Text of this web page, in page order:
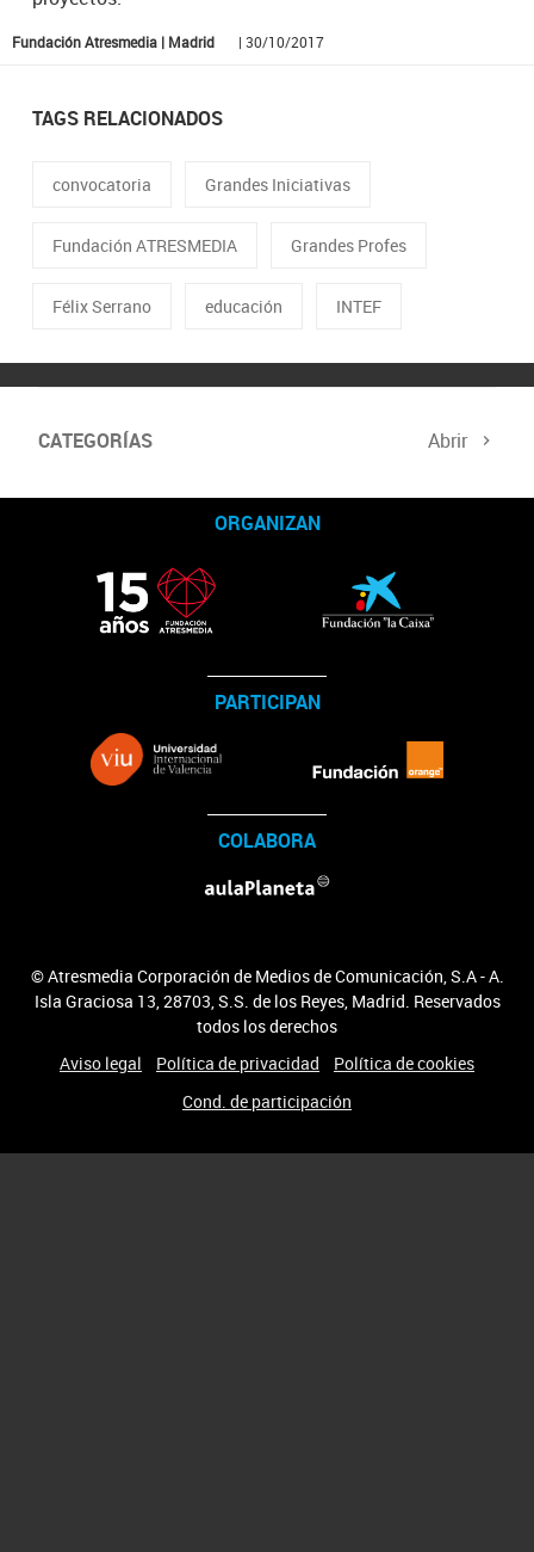
Fundación Atresmedia | Madrid | 30/10/2017
TAGS RELACIONADOS
convocatoria Grandes Iniciativas
Fundación ATRESMEDIA Grandes Profes
Félix Serrano educación INTEF
CATEGORÍAS Abrir
Vídeo Convocatoria Categorías
ORGANIZAN
PARTICIPAN
COLABORA
© Atresmedia Corporación de Medios de Comunicación, S.A - A.
Isla Graciosa 13, 28703, S.S. de los Reyes, Madrid. Reservados
todos los derechos
Aviso legal
Política de privacidad
Política de cookies
Cond. de participación